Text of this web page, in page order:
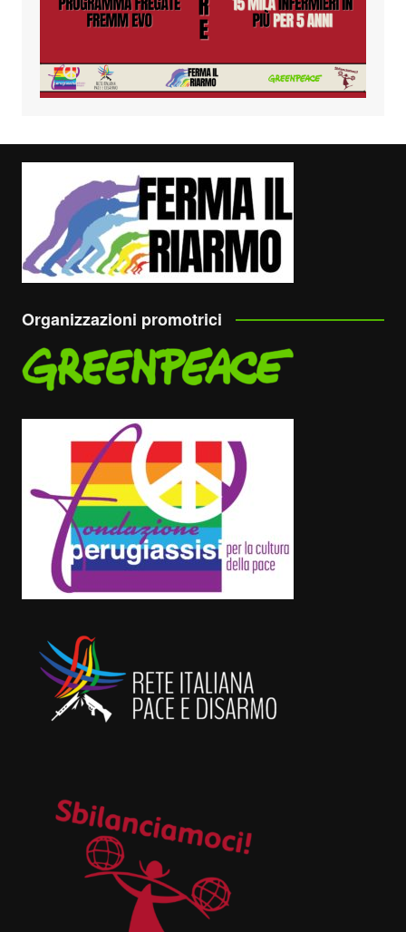
Organizzazioni promotrici